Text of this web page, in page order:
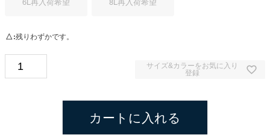
△ 残りわずかです。
サイズ&カラーをお気に入り
登録
カートに入れる